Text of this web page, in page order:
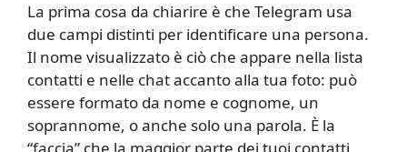
La prima cosa da chiarire è che Telegram usa
due campi distinti per identificare una persona.
Il nome visualizzato è ciò che appare nella lista
contatti e nelle chat accanto alla tua foto: può
essere formato da nome e cognome, un
soprannome, o anche solo una parola. È la